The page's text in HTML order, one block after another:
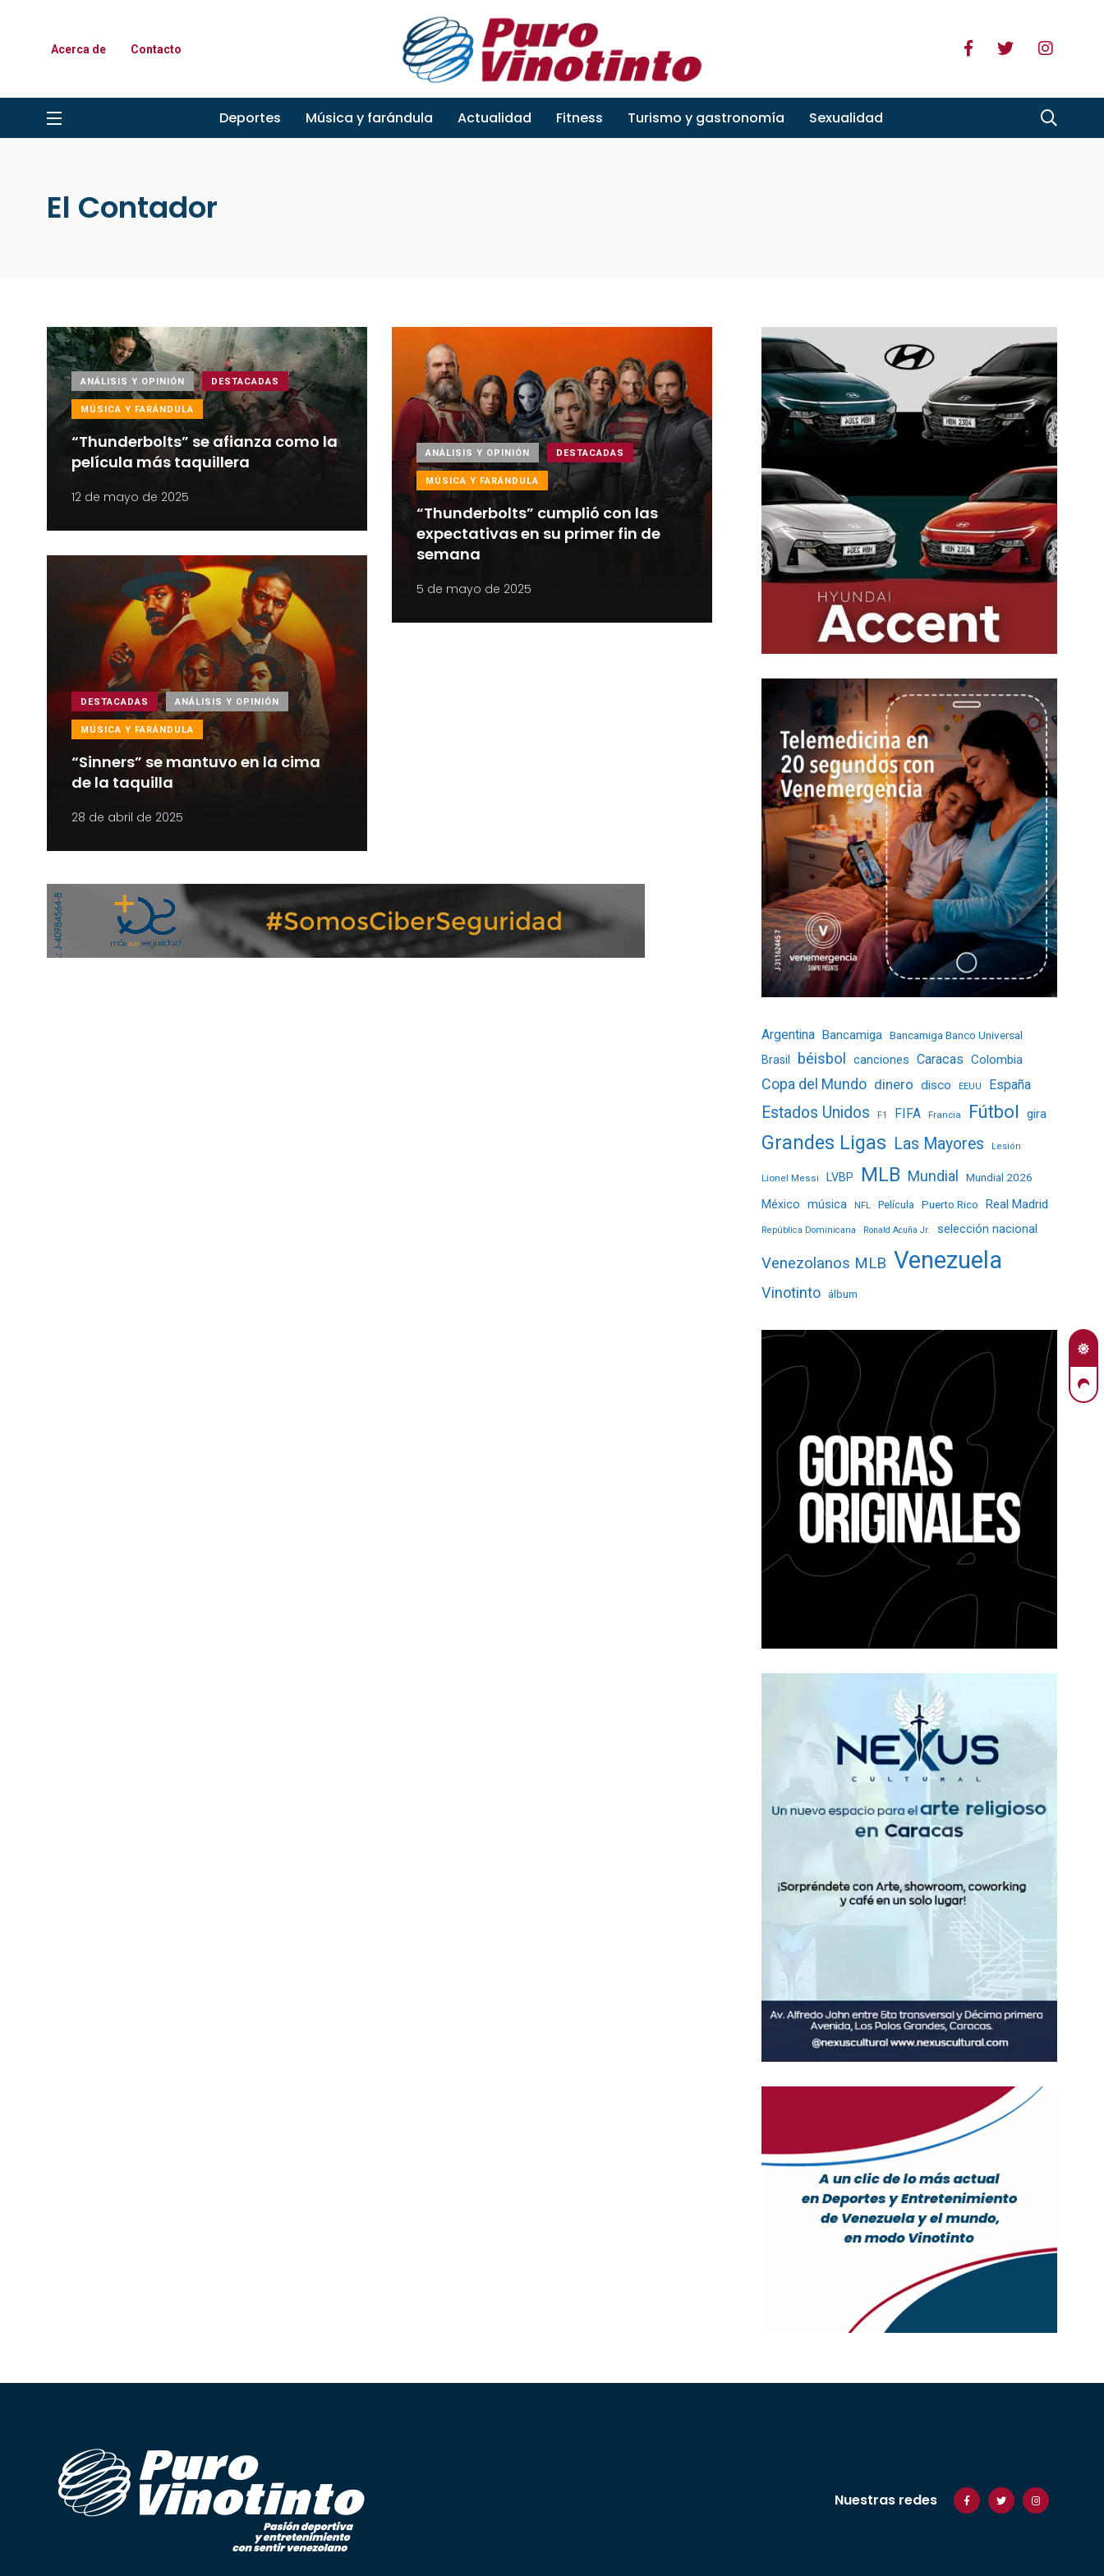
Acerca de Contacto
Deportes Música y farándula Actualidad Fitness Turismo y gastronomía Sexualidad
El Contador
ANÁLISIS Y OPINIÓN DESTACADAS
MÚSICA Y FARÁNDULA
“Thunderbolts” se afianza como la
película más taquillera
12 de mayo de 2025
ANÁLISIS Y OPINIÓN DESTACADAS
MÚSICA Y FARÁNDULA
“Thunderbolts” cumplió con las
expectativas en su primer fin de
semana
5 de mayo de 2025
DESTACADAS ANÁLISIS Y OPINIÓN
MÚSICA Y FARÁNDULA
“Sinners” se mantuvo en la cima
de la taquilla
28 de abril de 2025
Argentina Bancamiga Bancamiga Banco Universal
Brasil
béisbol canciones Caracas Colombia
Copa del Mundo dinero disco EEUU España
Estados Unidos F1 FIFA Francia Fútbol gira
Grandes Ligas Las Mayores Lesión
Lionel Messi LVBP MLB Mundial Mundial 2026
México música NFL Película Puerto Rico Real Madrid
República Dominicana Ronald Acuña Jr. selección nacional
Venezolanos MLB Venezuela
Vinotinto álbum
Nuestras redes